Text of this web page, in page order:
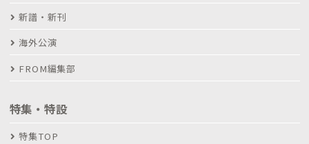
新譜・新刊
海外公演
FROM編集部
特集・特設
特集TOP